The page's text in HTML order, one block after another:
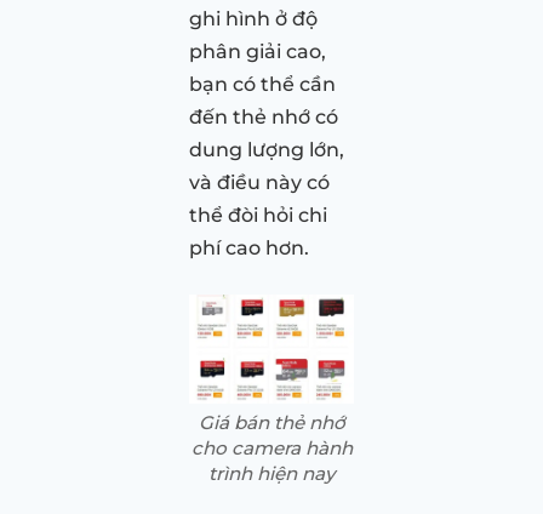
ghi hình ở độ
phân giải cao,
bạn có thể cần
đến thẻ nhớ có
dung lượng lớn,
và điều này có
thể đòi hỏi chi
phí cao hơn.
Giá bán thẻ nhớ
cho camera hành
trình hiện nay